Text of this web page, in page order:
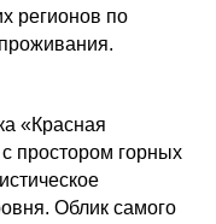
регионов по
«Красная
простором горных
Облик самого